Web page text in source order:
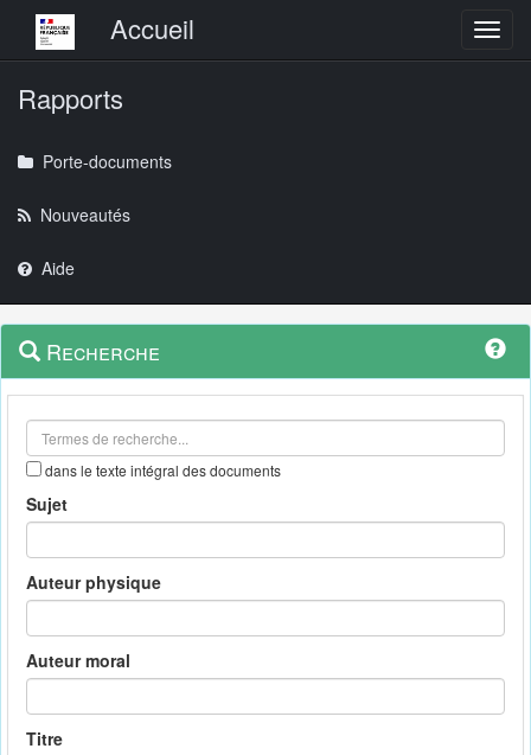
Menu principalAccueil
Rapports
Porte-documents
Nouveautés
Aide
Navigation
outils
Menu
contextuel
Recherche
dans le texte intégral des documents
Sujet
Auteur physique
Auteur moral
Titre